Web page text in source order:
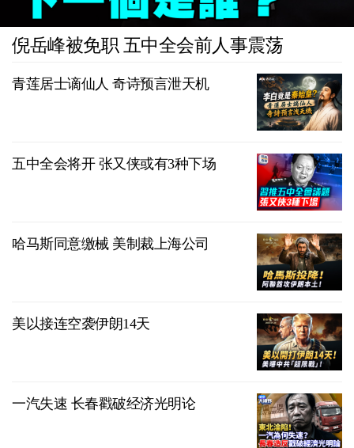
倪岳峰被免职 五中全会前人事震荡
青莲居士谪仙人 奇诗预言泄天机
五中全会将开 张又侠或有3种下场
哈马斯同意缴械 美制裁上海公司
美以接连空袭伊朗14天
一汽失速 长春戳破经济光明论